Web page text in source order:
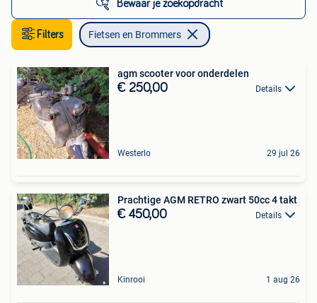
Bewaar je zoekopdracht
Filters Fietsen en Brommers
agm scooter voor onderdelen
€ 250,00 Details
Westerlo 29 jul 26
Prachtige AGM RETRO zwart 50cc 4 takt
€ 450,00 Details
Kinrooi 1 aug 26